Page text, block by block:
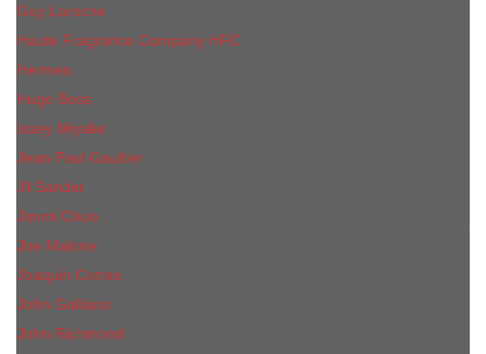
Guy Laroche
Haute Fragrance Company HFC
Hermes
Hugo Boss
Issey Miyake
Jean Paul Gaultier
Jil Sander
Jimmi Choo
Jое Malоnе
Joaquin Cortes
John Galliano
John Richmond